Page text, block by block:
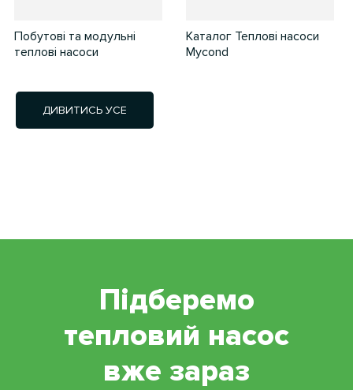
Побутові та модульні
теплові насоси
Каталог Теплові насоси
Mycond
ДИВИТИСЬ УСЕ
Підберемо
тепловий насос
вже зараз